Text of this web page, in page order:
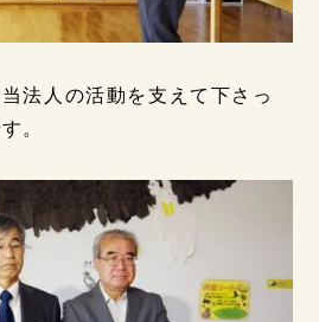
法人の活動を支えて下さっ
。